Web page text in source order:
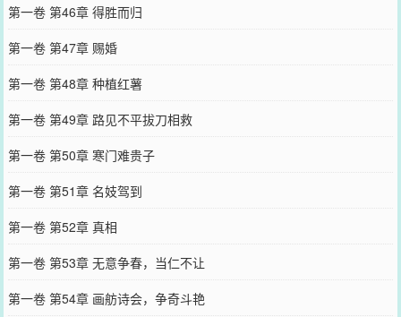
第一卷 第46章 得胜而归
第一卷 第47章 赐婚
第一卷 第48章 种植红薯
第一卷 第49章 路见不平拔刀相救
第一卷 第50章 寒门难贵子
第一卷 第51章 名妓驾到
第一卷 第52章 真相
第一卷 第53章 无意争春，当仁不让
第一卷 第54章 画舫诗会，争奇斗艳